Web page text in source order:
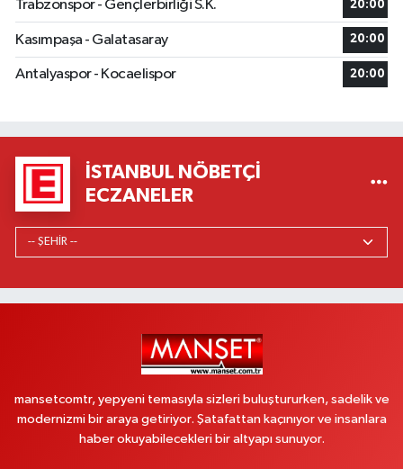
Trabzonspor - Gençlerbirliği S.K. 20:00
Kasımpaşa - Galatasaray 20:00
Antalyaspor - Kocaelispor 20:00
İSTANBUL NÖBETÇI
ECZANELER
mansetcomtr, yepyeni temasıyla sizleri buluştururken, sadelik ve
modernizmi bir araya getiriyor. Şatafattan kaçınıyor ve insanlara
haber okuyabilecekleri bir altyapı sunuyor.